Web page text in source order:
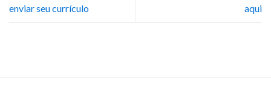
enviar seu currículo
aqui